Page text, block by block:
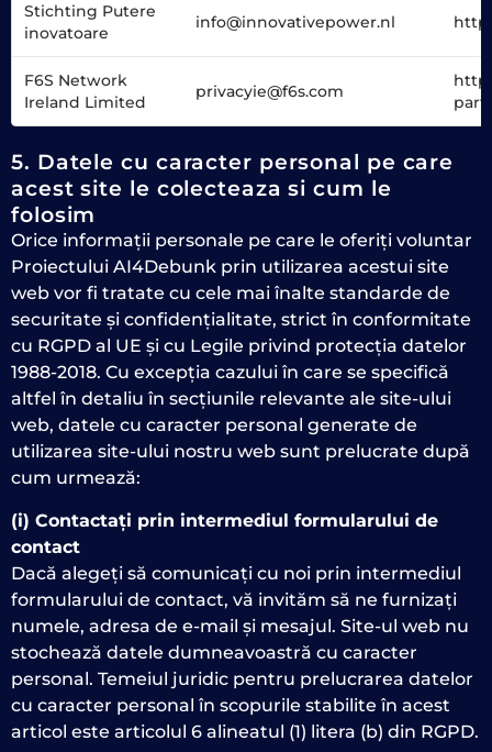
Stichting Putere
inovatoare
info@innovativepower.nl
F6S Network
Ireland Limited
privacyie@f6s.com
5. Datele cu caracter personal pe care
acest site le colecteaza si cum le
folosim
Orice informații personale pe care le oferiți voluntar
Proiectului AI4Debunk prin utilizarea acestui site
web vor fi tratate cu cele mai înalte standarde de
securitate și confidențialitate, strict în conformitate
cu RGPD al UE și cu Legile privind protecția datelor
1988-2018. Cu excepția cazului în care se specifică
altfel în detaliu în secțiunile relevante ale site-ului
web, datele cu caracter personal generate de
utilizarea site-ului nostru web sunt prelucrate după
cum urmează:
(i) Contactați prin intermediul formularului de
contact
Dacă alegeți să comunicați cu noi prin intermediul
formularului de contact, vă invităm să ne furnizați
numele, adresa de e-mail și mesajul. Site-ul web nu
stochează datele dumneavoastră cu caracter
personal. Temeiul juridic pentru prelucrarea datelor
cu caracter personal în scopurile stabilite în acest
articol este articolul 6 alineatul (1) litera (b) din RGPD.